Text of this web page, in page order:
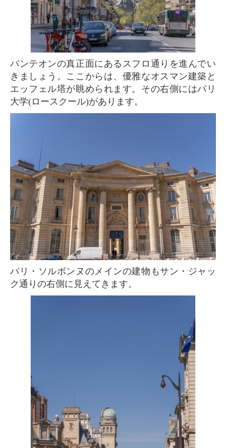
パンテオンの真正面にあるスフロ通りを進んでい
きましょう。ここからは、優雅なオスマン建築と
エッフェル塔が眺められます。その右側にはパリ
大学(ロースクール)があります。
パリ・ソルボンヌのメインの建物もサン・ジャッ
ク通りの右側に見えてきます。